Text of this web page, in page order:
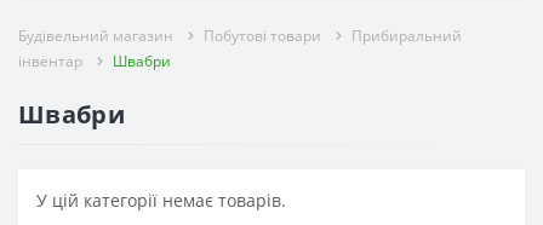
Будівельний магазин Побутові товари
Прибиральний
інвентар
Швабри
Швабри
У цій категорії немає товарів.